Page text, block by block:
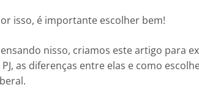
isso, é importante escolher bem!
nisso, criamos este artigo para
PJ, as diferenças entre elas e como